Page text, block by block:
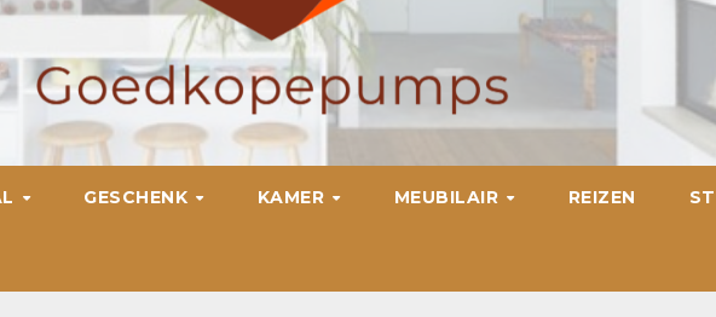
GESCHENK KAMER MEUBILAIR REIZEN